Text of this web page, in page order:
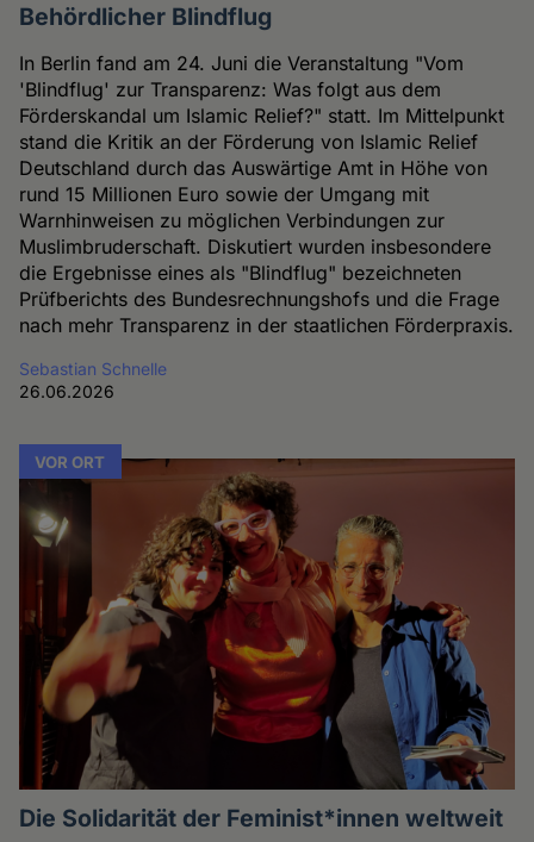
Behördlicher Blindflug
In Berlin fand am 24. Juni die Veranstaltung "Vom
'Blindflug' zur Transparenz: Was folgt aus dem
Förderskandal um Islamic Relief?" statt. Im Mittelpunkt
stand die Kritik an der Förderung von Islamic Relief
Deutschland durch das Auswärtige Amt in Höhe von
rund 15 Millionen Euro sowie der Umgang mit
Warnhinweisen zu möglichen Verbindungen zur
Muslimbruderschaft. Diskutiert wurden insbesondere
die Ergebnisse eines als "Blindflug" bezeichneten
Prüfberichts des Bundesrechnungshofs und die Frage
nach mehr Transparenz in der staatlichen Förderpraxis.
Sebastian Schnelle
26.06.2026
VOR ORT
Die Solidarität der Feminist*innen weltweit